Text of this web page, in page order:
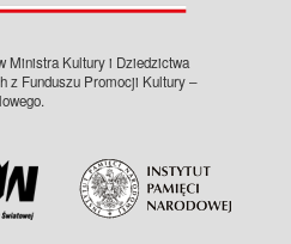
Ministra Kultury i Dziedzictwa
z Funduszu Promocji Kultury –